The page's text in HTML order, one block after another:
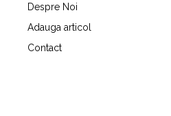
Despre Noi
Adauga articol
Contact